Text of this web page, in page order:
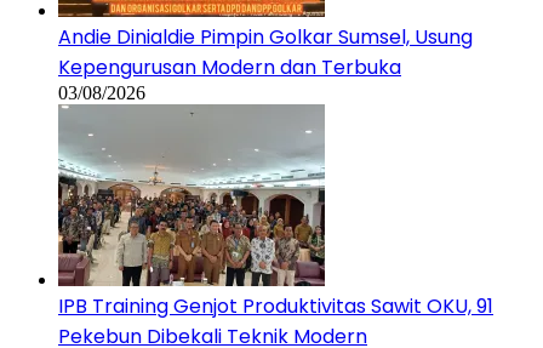
Andie Dinialdie Pimpin Golkar Sumsel, Usung
Kepengurusan Modern dan Terbuka
03/08/2026
IPB Training Genjot Produktivitas Sawit OKU, 91
Pekebun Dibekali Teknik Modern